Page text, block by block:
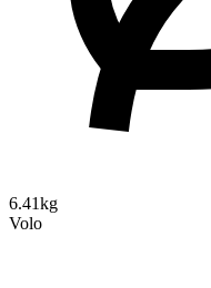
6.41kg
Volo